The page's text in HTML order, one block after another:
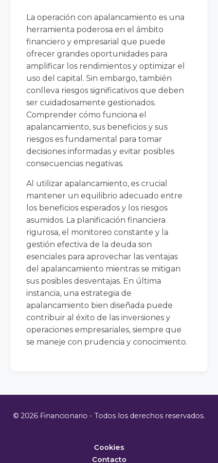
La operación con apalancamiento es una
herramienta poderosa en el ámbito
financiero y empresarial que puede
ofrecer grandes oportunidades para
amplificar los rendimientos y optimizar el
uso del capital. Sin embargo, también
conlleva riesgos significativos que deben
ser cuidadosamente gestionados.
Comprender cómo funciona el
apalancamiento, sus beneficios y sus
riesgos es fundamental para tomar
decisiones informadas y evitar posibles
consecuencias negativas.
Al utilizar apalancamiento, es crucial
mantener un equilibrio adecuado entre
los beneficios esperados y los riesgos
asumidos. La planificación financiera
rigurosa, el monitoreo constante y la
gestión efectiva de la deuda son
esenciales para aprovechar las ventajas
del apalancamiento mientras se mitigan
sus posibles desventajas. En última
instancia, una estrategia de
apalancamiento bien diseñada puede
contribuir al éxito de las inversiones y
operaciones empresariales, siempre que
se maneje con prudencia y conocimiento.
© 2026 Financionario - Todos los derechos reservados.
Cookies
Contacto